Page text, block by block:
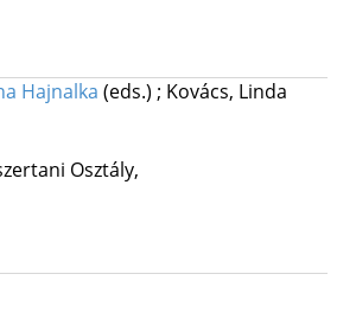
Hajnalka (eds.) ; Kovács, Linda
Osztály,